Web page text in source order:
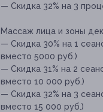
— Скидка 32% на 3
Массаж лица и зоны
— Скидка 30% на 1
вместо 5000 руб.)
— Скидка 31% на 2
вместо 10 000 руб.)
— Скидка 32% на 3
вместо 15 000 руб.)